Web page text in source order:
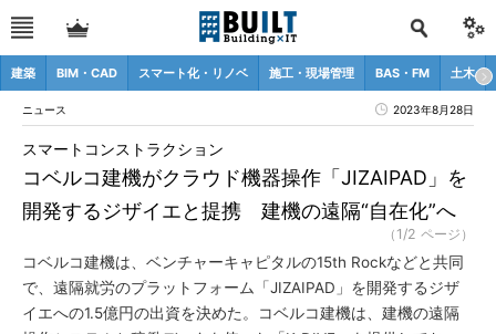
建築 BIM・CAD スマート化・リノベ 施工・現場管理 BAS・FM 土木
ニュース 2023年8月28日
コベルコ建機がクラウド機器操作「JIZAIPAD」を
開発するジザイエと提携 建機の遠隔“自在化”へ
スマートコンストラクション
（1/2 ページ）
コベルコ建機は、ベンチャーキャピタルの15th Rockなどと共同
で、遠隔就労のプラットフォーム「JIZAIPAD」を開発するジザ
イエへの1.5億円の出資を決めた。コベルコ建機は、建機の遠隔